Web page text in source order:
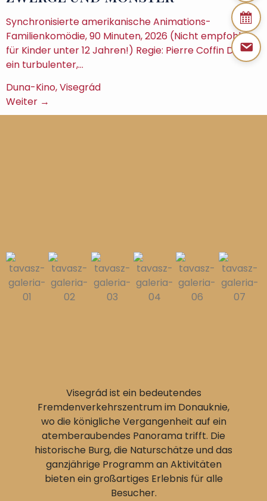
Synchronisierte amerikanische Animations-
Familienkomödie, 90 Minuten, 2026 (Nicht empfohlen
für Kinder unter 12 Jahren!) Regie: Pierre Coffin Das ist
ein turbulenter,…
Duna-Kino, Visegrád
Weiter →
Visegrád ist ein bedeutendes
Fremdenverkehrszentrum im Donauknie,
wo die königliche Vergangenheit auf ein
atemberaubendes Panorama trifft. Die
historische Burg, die Naturschätze und das
ganzjährige Programm an Aktivitäten
bieten ein großartiges Erlebnis für alle
Besucher.